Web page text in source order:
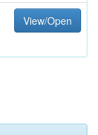
View/Open